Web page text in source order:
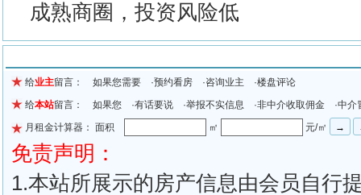
成熟商圈，投资风险低
给业主留言： 如果您需要 ·预约看房 ·咨询业主 ·楼盘评论
给本站留言： 如果您 ·有话要说 ·举报不实信息 ·非中介收取佣金 ·中介
月租金计算器： 面积
㎡ 元/㎡
免责声明：
1.本站所展示的房产信息由会员自行